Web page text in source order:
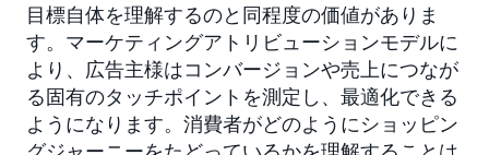
目標自体を理解するのと同程度の価値がありま
す。マーケティングアトリビューションモデルに
より、広告主様はコンバージョンや売上につなが
る固有のタッチポイントを測定し、最適化できる
ようになります。消費者がどのようにショッピン